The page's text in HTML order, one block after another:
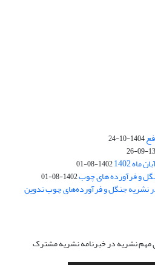
1404-10-24
1402
1402-08-01
و فرآورده های چوب1402-08-01
نشریه جنگل و فرآورده‌های چوب تدوین
مهم نشریه در خبرنامه نشریه مشترک